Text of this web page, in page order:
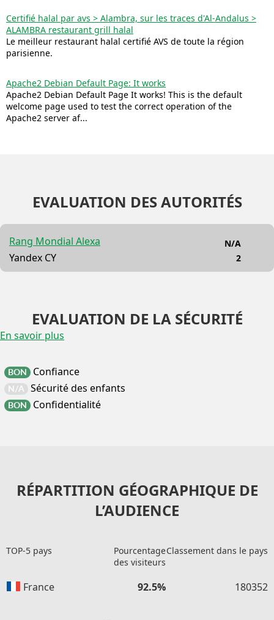
Certifié halal par avs > Alambra, sur les traces d'Al-Andalus >
ALAMBRA restaurant grill halal
Le meilleur restaurant halal certifié AVS de toute la région
parisienne.
Apache2 Debian Default Page: It works
Apache2 Debian Default Page It works! This is the default
welcome page used to test the correct operation of the
Apache2 server af...
EVALUATION DES AUTORITÉS
Rang Mondial Alexa
Yandex CY
N/A
2
EVALUATION DE LA SÉCURITÉ
En savoir plus
BON Confiance
N/A Sécurité des enfants
BON Confidentialité
RÉPARTITION GÉOGRAPHIQUE DE
L’AUDIENCE
TOP-5 pays
Pourcentage
des visiteurs
Classement dans le pays
France 92.5% 180352